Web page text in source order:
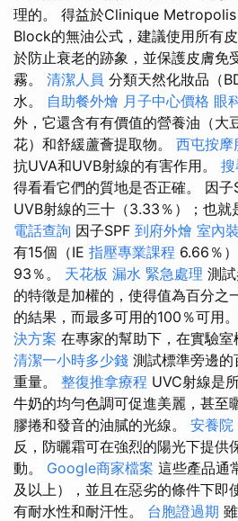
理的。 得益於Clinique Metropolis
Block的無油公式，建議使用所有
於防止衰老的跡象，並保護皮膚免
霧。 清潔人員 分類天然化妝品（
水。 自助餐外燴 月子中心價格 眼
外，它還含有有價值的營養油（大
花）和舒緩蘆薈提取物。 西屯按摩
抗UVA和UVB射線的有害作用。
得看看它們的質地是否正確。 因子
UVB射線的三十（3.33％）；也就
電話查詢 因子SPF 到府外燴 室內
有15個（IE 指壓專業課程 6.66％
93％。 天花板 漏水 緊急處理 測
的特徵是加權的，使得值為百分之
的結果，而最多可用的100％可用。
決方案 在專家的幫助下，在實驗室
清潔一小時多少錢 測試標準旁邊
重量。 整復推拿療程 UVC射線是
牛奶的均勻色調可促進美麗，甚至
膠捲和發音的油膩的光線。 安養院
反，防曬霜可在強烈的陽光下提供
動。 Google商家檔案 這些產品通
及以上），並且在惡劣的條件下即
有耐水性和耐汗性。 台胞證過期